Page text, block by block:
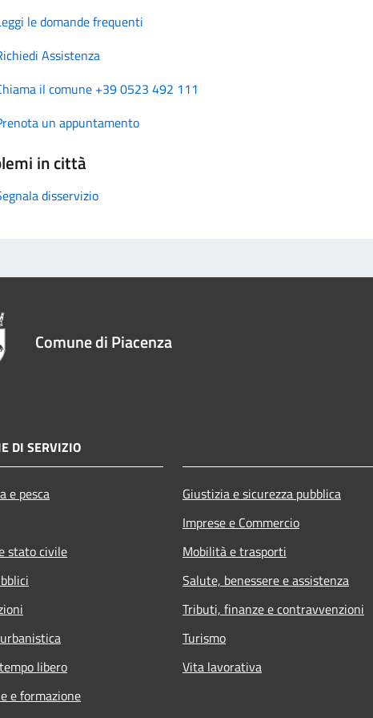
le domande frequenti
Assistenza
il comune +39 0523 492 111
un appuntamento
in città
disservizio
Comune di Piacenza
DI SERVIZIO
e pesca
stato civile
libero
e formazione
Giustizia e sicurezza pubblica
Imprese e Commercio
Mobilità e trasporti
Salute, benessere e assistenza
Tributi, finanze e contravvenzioni
Turismo
Vita lavorativa